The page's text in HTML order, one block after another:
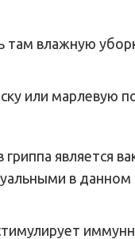
там влажную
или марлевую
является
в данном